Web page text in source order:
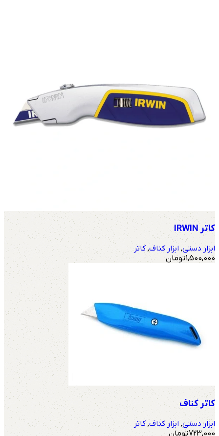
کاتر IRWIN
ابزار دستی,ابزار کناف,کاتر
1,500,000تومان
کاتر کناف
ابزار دستی,ابزار کناف,کاتر
723,000تومان